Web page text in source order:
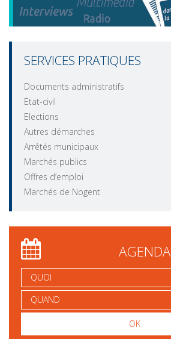
SERVICES PRATIQUES
Documents administratifs
Etat-civil
Elections
Autres démarches
Arrêtés municipaux
Marchés publics
Offres d’emploi
Marchés de Nogent
AGENDA
QUOI
QUAND
OK